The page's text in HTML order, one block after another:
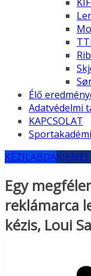
Élő
Adatvédelmi
KAPCSOLAT
KÉZILABDA
Egy
reklámarca
kézis, Loui